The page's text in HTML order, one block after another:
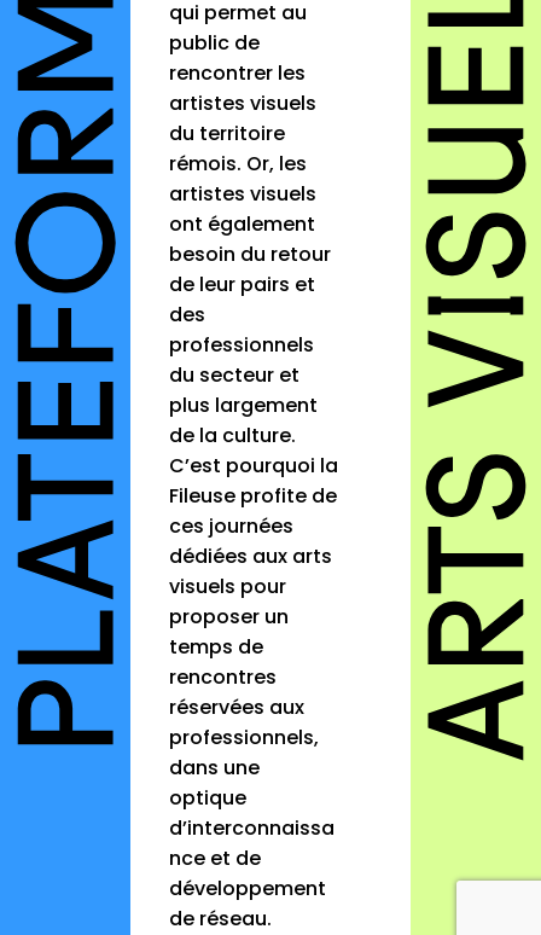
qui permet au
public de
rencontrer les
artistes visuels
du territoire
rémois. Or, les
artistes visuels
ont également
besoin du retour
de leur pairs et
des
professionnels
du secteur et
plus largement
de la culture.
C’est pourquoi la
Fileuse profite de
ces journées
dédiées aux arts
visuels pour
proposer un
temps de
rencontres
réservées aux
professionnels,
dans une
optique
d’interconnaissa
nce et de
développement
de réseau.